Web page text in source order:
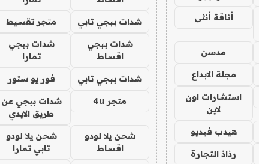
أناقة أنثى
مدسن
مجلة الابداع
استشارات اون
لاين
هيدب فيديو
رذاذ التجارة
شدات ببجي تابي متجر تقسيط
شدات ببجي
اقساط
شدات ببجي
تمارا
شدات ببجي تابي فور يو ستور
متجر 4u
شدات ببجي عن
طريق الايدي
شحن يلا لودو
اقساط
شحن يلا لودو
تابي تمارا